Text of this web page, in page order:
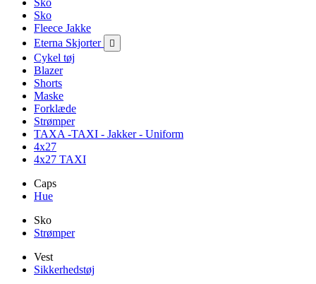
Sko
Sko
Fleece Jakke
Eterna Skjorter

Cykel tøj
Blazer
Shorts
Maske
Forklæde
Strømper
TAXA -TAXI - Jakker - Uniform
4x27
4x27 TAXI
Caps
Hue
Sko
Strømper
Vest
Sikkerhedstøj